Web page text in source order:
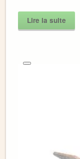
Lire la suite